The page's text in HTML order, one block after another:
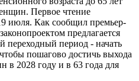
Первое чтение
июля. Как сообщил премьер-
предлагается
переходный период - начать
пошагово достичь выхода
в 2028 году и в 63 года для